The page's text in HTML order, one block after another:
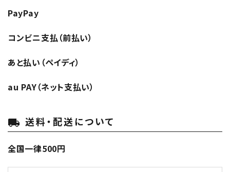
PayPay
コンビニ支払（前払い）
あと払い（ペイディ）
au PAY（ネット支払い）
local_shipping 送料・配送について
全国一律500円